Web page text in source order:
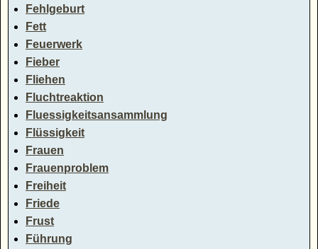
Fehlgeburt
Fett
Feuerwerk
Fieber
Fliehen
Fluchtreaktion
Fluessigkeitsansammlung
Flüssigkeit
Frauen
Frauenproblem
Freiheit
Friede
Frust
Führung